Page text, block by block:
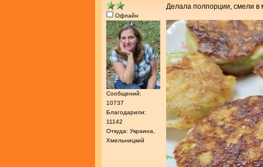
Офлайн
Сообщений:
10737
Благодарили:
11142
Откуда: Украина,
Хмельницкий
Делала полпорции, смели в